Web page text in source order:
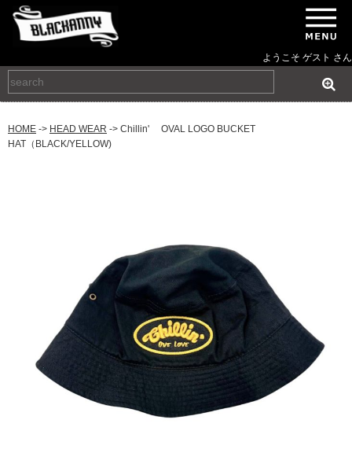
ようこそ ゲスト さん
HOME -> HEAD WEAR -> Chillin' OVAL LOGO BUCKET
HAT（BLACK/YELLOW)